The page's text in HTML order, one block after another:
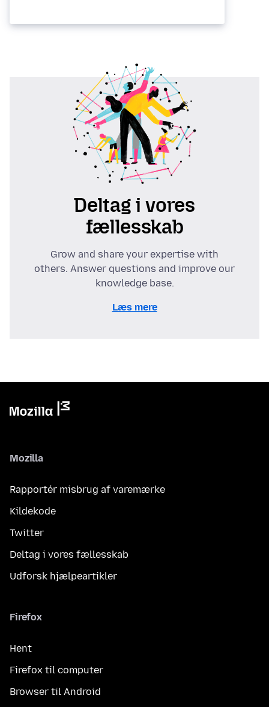
Deltag i vores
fællesskab
Grow and share your expertise with
others. Answer questions and improve our
knowledge base.
Læs mere
Mozilla
Rapportér misbrug af varemærke
Kildekode
Twitter
Deltag i vores fællesskab
Udforsk hjælpeartikler
Firefox
Hent
Firefox til computer
Browser til Android